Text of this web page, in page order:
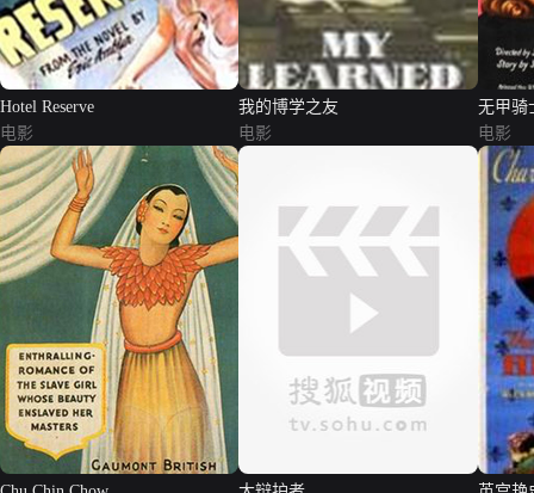
Hotel Reserve
电影
我的博学之友
电影
无甲骑
电影